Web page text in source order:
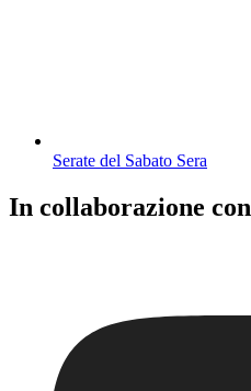
Serate del Sabato Sera
In collaborazione con